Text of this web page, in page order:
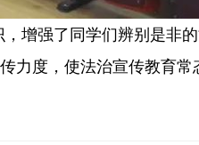
增强了同学们辨别是非
力度，使法治宣传教育